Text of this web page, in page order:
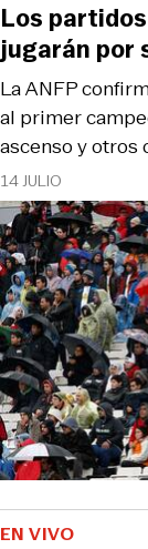
14 JULIO
La ANFP
al primer
ascenso y
Los
jugarán por
EN VIVO